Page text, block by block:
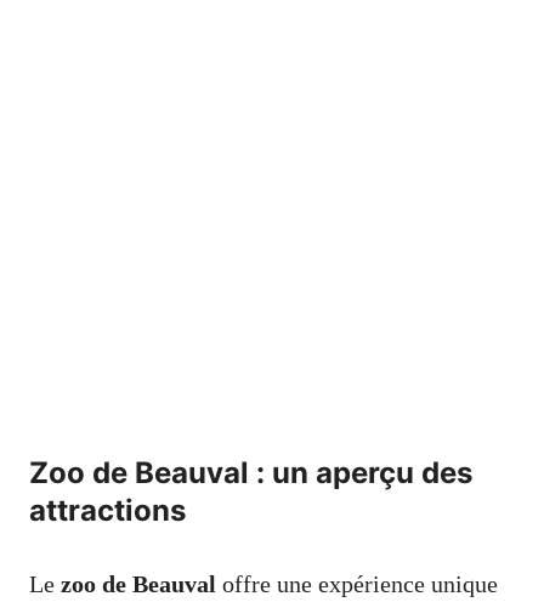
Zoo de Beauval : un aperçu des
attractions
Le zoo de Beauval offre une expérience unique